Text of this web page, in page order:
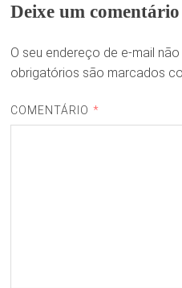
Deixe um comentário
O seu endereço de e-mail
obrigatórios são marcados
COMENTÁRIO *